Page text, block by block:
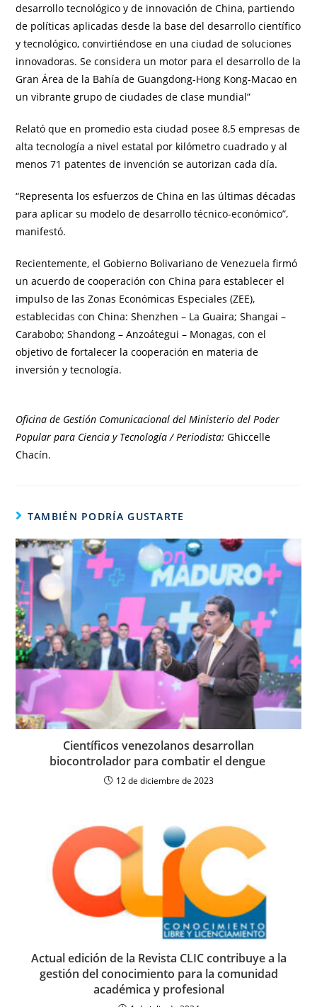
desarrollo tecnológico y de innovación de China, partiendo
de políticas aplicadas desde la base del desarrollo científico
y tecnológico, convirtiéndose en una ciudad de soluciones
innovadoras. Se considera un motor para el desarrollo de la
Gran Área de la Bahía de Guangdong-Hong Kong-Macao en
un vibrante grupo de ciudades de clase mundial”
Relató que en promedio esta ciudad posee 8,5 empresas de
alta tecnología a nivel estatal por kilómetro cuadrado y al
menos 71 patentes de invención se autorizan cada día.
“Representa los esfuerzos de China en las últimas décadas
para aplicar su modelo de desarrollo técnico-económico”,
manifestó.
Recientemente, el Gobierno Bolivariano de Venezuela firmó
un acuerdo de cooperación con China para establecer el
impulso de las Zonas Económicas Especiales (ZEE),
establecidas con China: Shenzhen – La Guaira; Shangai –
Carabobo; Shandong – Anzoátegui – Monagas, con el
objetivo de fortalecer la cooperación en materia de
inversión y tecnología.
Oficina de Gestión Comunicacional del Ministerio del Poder
Popular para Ciencia y Tecnología / Periodista:Ghiccelle
Chacín.
TAMBIÉN PODRÍA GUSTARTE
Científicos venezolanos desarrollan
biocontrolador para combatir el dengue
12 de diciembre de 2023
Actual edición de la Revista CLIC contribuye a la
gestión del conocimiento para la comunidad
académica y profesional